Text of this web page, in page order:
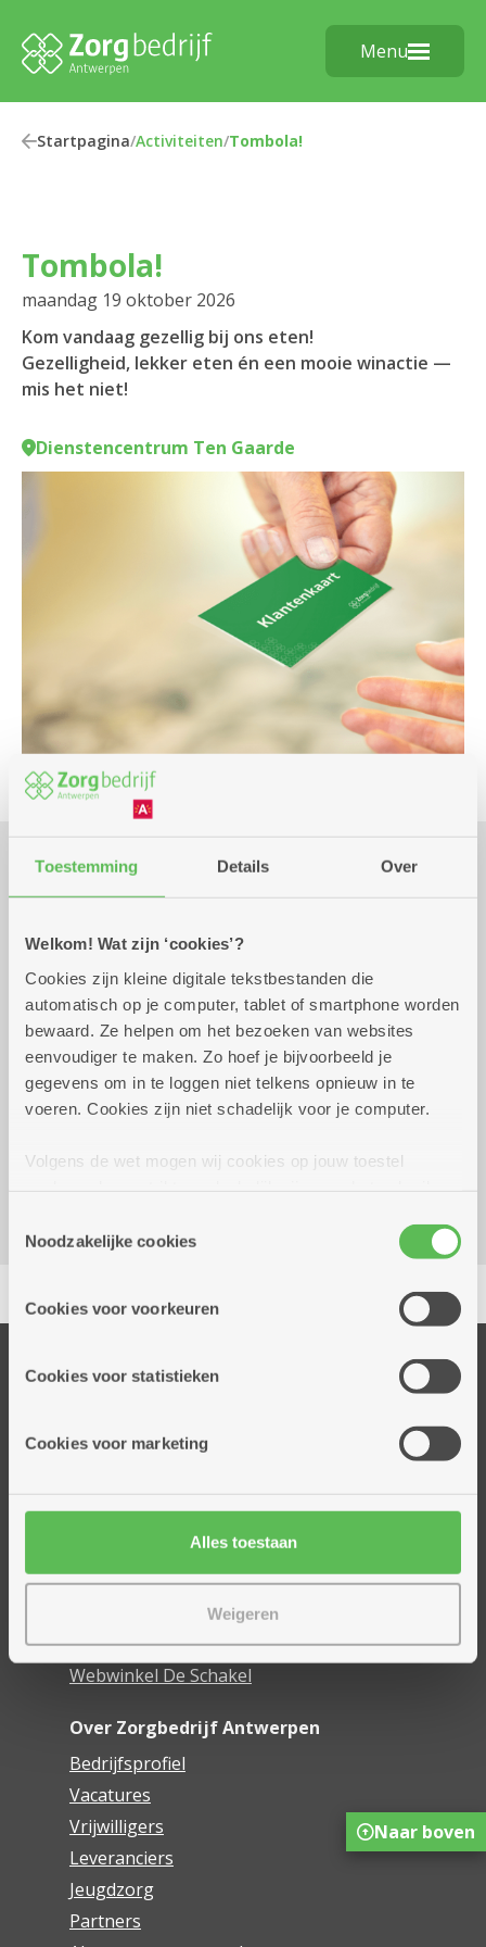
Toestemming Details Over
Welkom! Wat zijn ‘cookies’?
Cookies zijn kleine digitale tekstbestanden die
automatisch op je computer, tablet of smartphone worden
bewaard. Ze helpen om het bezoeken van websites
eenvoudiger te maken. Zo hoef je bijvoorbeeld je
gegevens om in te loggen niet telkens opnieuw in te
voeren. Cookies zijn niet schadelijk voor je computer.
Volgens de wet mogen wij cookies op jouw toestel
cookies hebben we jouw toestemming nodig. Sommige
cookies worden geplaatst door derde partijen die een
informatie over jouw (geanonimiseerd) gebruik van onze
partners kunnen deze gegevens combineren met andere
Noodzakelijke cookies
Cookies voor voorkeuren
Cookies voor statistieken
Cookies voor marketing
Alles toestaan
Weigeren
Menu
Startpagina/Activiteiten/Tombola!
Tombola!
maandag 19 oktober 2026
Kom vandaag gezellig bij ons eten!
Gezelligheid, lekker eten én een mooie winactie —
mis het niet!
Dienstencentrum Ten Gaarde
Praktisch
maandag 19 oktober
2026
12.00 uur tot 13.00
uur
gratis deelname bij een driegangen-maaltijd
Reserveer vervoer
Boomgaardstraat 37A
2018 Antwerpen
Woonzorgcentra
Mijn Zorgbedrijf
Onze innovaties
Mijn Boek
Webwinkel De Schakel
Over Zorgbedrijf Antwerpen
Bedrijfsprofiel
Vacatures
Vrijwilligers
Leveranciers
Jeugdzorg
Partners
Naar boven